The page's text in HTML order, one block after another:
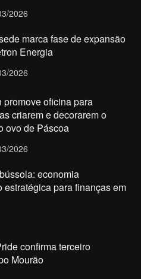
2026
marca fase de expansão
Energia
2026
promove oficina para
criarem e decorarem o
ovo de Páscoa
2026
economia
para finanças em
confirma terceiro
Mourão